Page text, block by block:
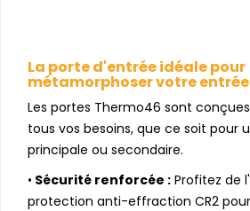
La porte d'entrée idéale pour
métamorphoser votre entrée
Les portes Thermo46 sont
tous vos besoins, que ce soit pour
principale ou secondaire.
• Sécurité renforcée : Profitez de
protection anti-effraction CR2